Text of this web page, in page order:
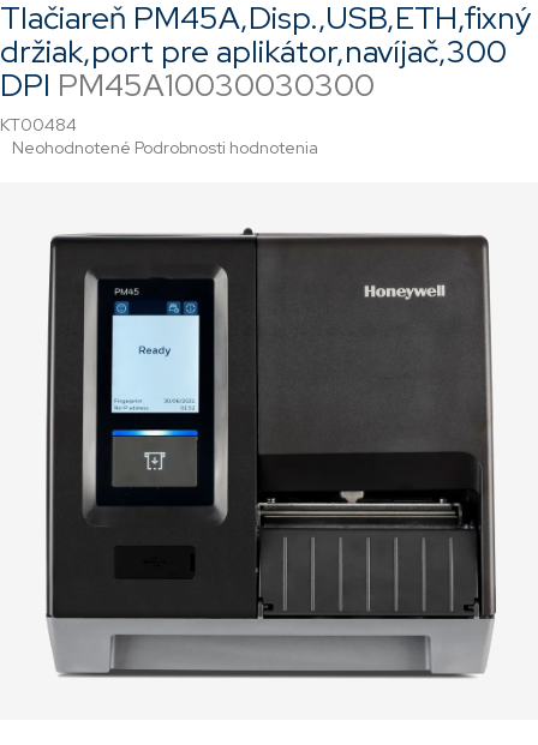
Tlačiareň PM45A,Disp.,USB,ETH,fixný
držiak,port pre aplikátor,navíjač,300
DPI PM45A10030030300
KT00484
Priemerné
hviezdičiek.
Neohodnotené Podrobnosti hodnotenia